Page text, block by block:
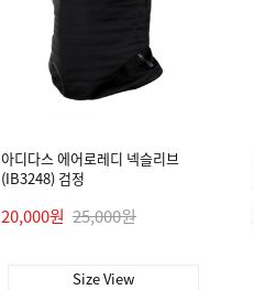
아디다스 에어로레디 넥슬리브
(IB3248) 검정
20,000원 25,000원
Size View